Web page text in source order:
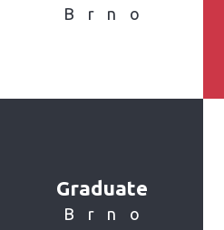
Brno
Graduate
Brno